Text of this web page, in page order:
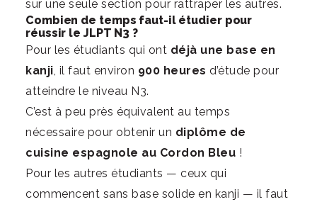
sur une seule section pour rattraper les autres.
Combien de temps faut-il étudier pour
réussir le JLPT N3 ?
Pour les étudiants qui ont déjà une base en
kanji, il faut environ 900 heures d’étude pour
atteindre le niveau N3.
C’est à peu près équivalent au temps
nécessaire pour obtenir un diplôme de
cuisine espagnole au Cordon Bleu !
Pour les autres étudiants — ceux qui
commencent sans base solide en kanji — il faut